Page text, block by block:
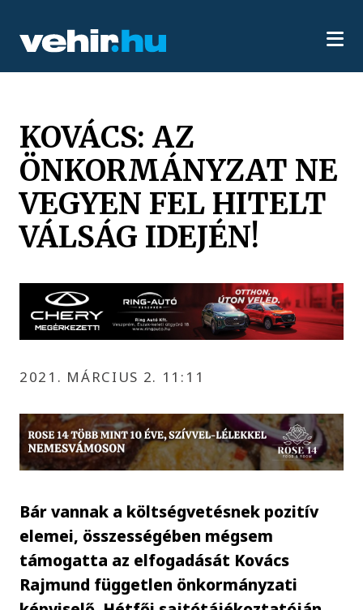
KOVÁCS: AZ
ÖNKORMÁNYZAT NE
VEGYEN FEL HITELT
VÁLSÁG IDEJÉN!
2021. MÁRCIUS 2. 11:11
Bár vannak a költségvetésnek pozitív
elemei, összességében mégsem
támogatta az elfogadását Kovács
Rajmund független önkormányzati